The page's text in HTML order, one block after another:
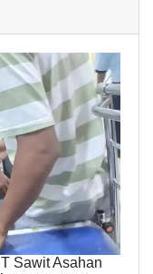
Sawit Asahan